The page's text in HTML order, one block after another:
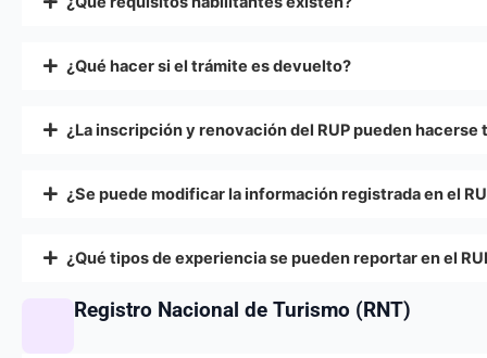
¿Qué hacer si el trámite es devuelto?
¿La inscripción y renovación del RUP pueden
¿Se puede modificar la información registrada en el
¿Qué tipos de experiencia se pueden reportar en el
Registro Nacional de Turismo (RNT)